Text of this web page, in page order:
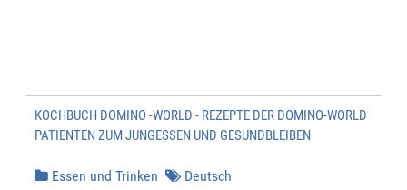
KOCHBUCH DOMINO -WORLD - REZEPTE DER DOMINO-WORLD
PATIENTEN ZUM JUNGESSEN UND GESUNDBLEIBEN
Essen und Trinken Deutsch